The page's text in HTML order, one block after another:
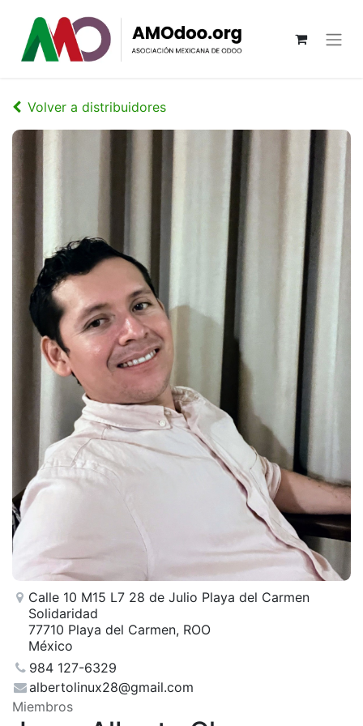
Volver a distribuidores
Calle 10 M15 L7 28 de Julio Playa del Carmen
Solidaridad
77710 Playa del Carmen, ROO
México
984 127-6329
albertolinux28@gmail.com
Miembros